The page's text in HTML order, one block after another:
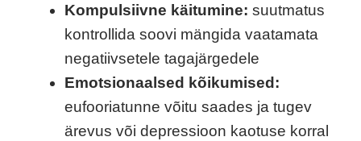
Kompulsiivne käitumine: suutmatus
kontrollida soovi mängida vaatamata
negatiivsetele tagajärgedele
Emotsionaalsed kõikumised:
eufooriatunne võitu saades ja tugev
ärevus või depressioon kaotuse korral